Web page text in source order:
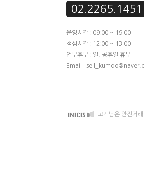
02.2265.1451
운영시간 : 09:00 ~ 19:00
점심시간 : 12:00 ~ 13:00
업무휴무 : 일, 공휴일 휴무
Email :
고객님은 안전거